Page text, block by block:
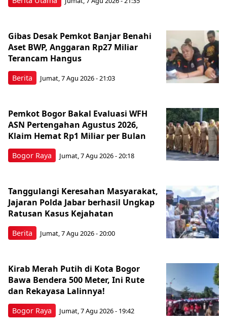
Berita
Gibas Desak Pemkot Banjar Benahi
Aset BWP, Anggaran Rp27 Miliar
Terancam Hangus
Jumat, 7 Agu 2026 - 21:03
Bogor Raya
Pemkot Bogor Bakal Evaluasi WFH
ASN Pertengahan Agustus 2026,
Klaim Hemat Rp1 Miliar per Bulan
Jumat, 7 Agu 2026 - 20:18
Berita
Tanggulangi Keresahan Masyarakat,
Jajaran Polda Jabar berhasil Ungkap
Ratusan Kasus Kejahatan
Jumat, 7 Agu 2026 - 20:00
Bogor Raya
Kirab Merah Putih di Kota Bogor
Bawa Bendera 500 Meter, Ini Rute
dan Rekayasa Lalinnya!
Jumat, 7 Agu 2026 - 19:42